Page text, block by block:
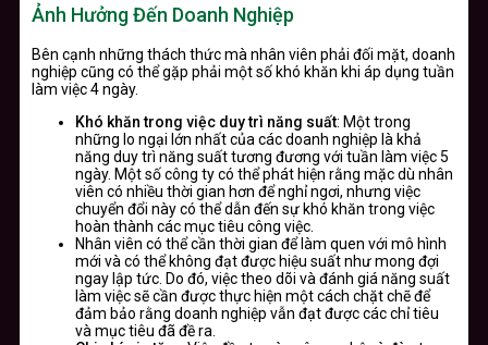
Ảnh Hưởng Đến Doanh Nghiệp
Bên cạnh những thách thức mà nhân viên phải đối mặt, doanh
nghiệp cũng có thể gặp phải một số khó khăn khi áp dụng tuần
làm việc 4 ngày.
Khó khăn trong việc duy trì năng suất: Một trong
những lo ngại lớn nhất của các doanh nghiệp là khả
năng duy trì năng suất tương đương với tuần làm việc 5
ngày. Một số công ty có thể phát hiện rằng mặc dù nhân
viên có nhiều thời gian hơn để nghỉ ngơi, nhưng việc
chuyển đổi này có thể dẫn đến sự khó khăn trong việc
hoàn thành các mục tiêu công việc.
Nhân viên có thể cần thời gian để làm quen với mô hình
mới và có thể không đạt được hiệu suất như mong đợi
ngay lập tức. Do đó, việc theo dõi và đánh giá năng suất
làm việc sẽ cần được thực hiện một cách chặt chẽ để
đảm bảo rằng doanh nghiệp vẫn đạt được các chỉ tiêu
và mục tiêu đã đề ra.